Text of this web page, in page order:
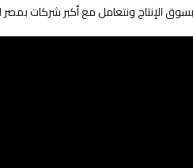
الإنتاج ونتعامل مع أكبر شركات بمصر